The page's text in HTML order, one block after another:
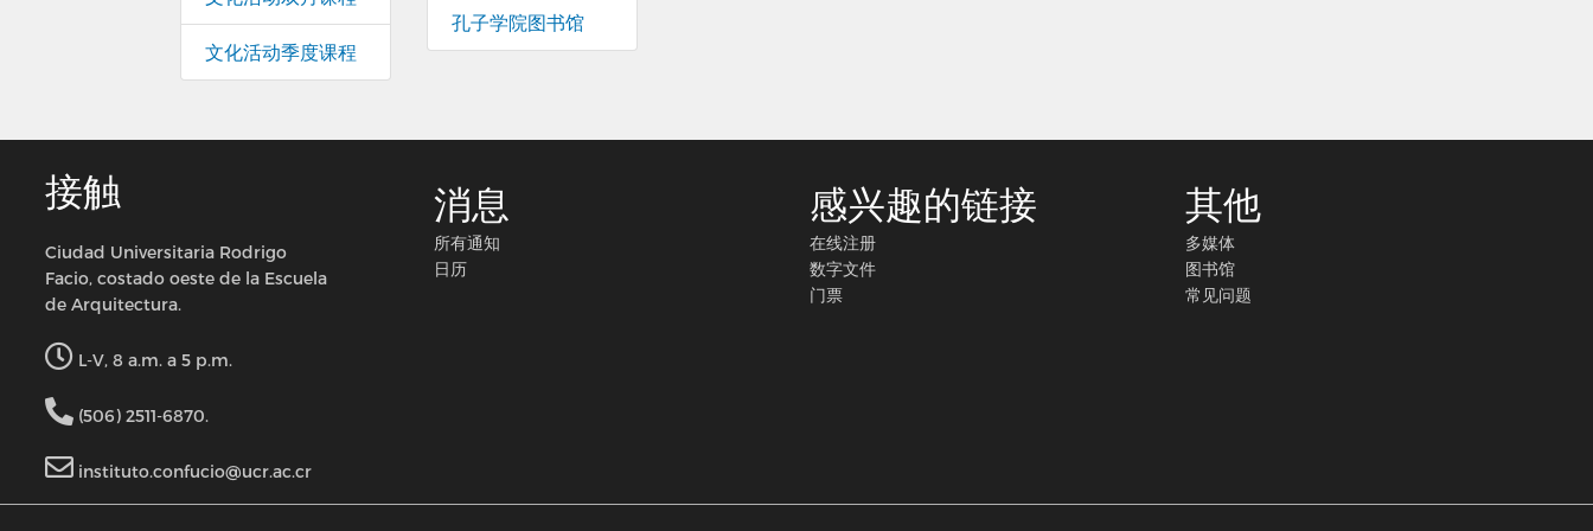
文化活动季度课程
孔子学院图书馆
接触
Ciudad Universitaria Rodrigo
Facio, costado oeste de la Escuela
de Arquitectura.
L-V, 8 a.m. a 5 p.m.
(506) 2511-6870.
instituto.confucio@ucr.ac.cr
消息
所有通知
日历
感兴趣的链接
在线注册
数字文件
门票
其他
多媒体
图书馆
常见问题